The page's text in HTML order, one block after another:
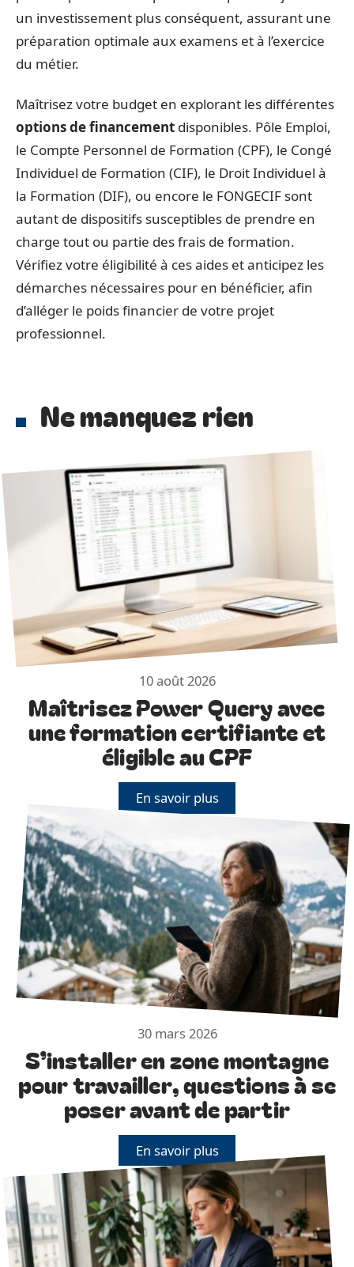
un investissement plus conséquent, assurant une
préparation optimale aux examens et à l’exercice
du métier.
Maîtrisez votre budget en explorant les différentes
options de financement disponibles. Pôle Emploi,
le Compte Personnel de Formation (CPF), le Congé
Individuel de Formation (CIF), le Droit Individuel à
la Formation (DIF), ou encore le FONGECIF sont
autant de dispositifs susceptibles de prendre en
charge tout ou partie des frais de formation.
Vérifiez votre éligibilité à ces aides et anticipez les
démarches nécessaires pour en bénéficier, afin
d’alléger le poids financier de votre projet
professionnel.
Ne manquez rien
10 août 2026
Maîtrisez Power Query avec
une formation certifiante et
éligible au CPF
En savoir plus
30 mars 2026
S’installer en zone montagne
pour travailler, questions à se
poser avant de partir
En savoir plus